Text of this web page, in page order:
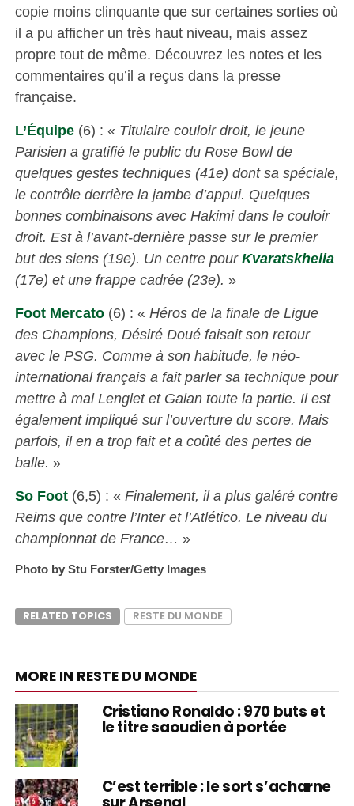
copie moins clinquante que sur certaines sorties où
il a pu afficher un très haut niveau, mais assez
propre tout de même. Découvrez les notes et les
commentaires qu’il a reçus dans la presse
française.
L’Équipe(6) : « Titulaire couloir droit, le jeune
Parisien a gratifié le public du Rose Bowl de
quelques gestes techniques (41e) dont sa spéciale,
le contrôle derrière la jambe d’appui. Quelques
bonnes combinaisons avec Hakimi dans le couloir
droit. Est à l’avant-dernière passe sur le premier
but des siens (19e). Un centre pourKvaratskhelia
(17e) et une frappe cadrée (23e). »
Foot Mercato(6) : « Héros de la finale de Ligue
des Champions, Désiré Doué faisait son retour
avec le PSG. Comme à son habitude, le néo-
international français a fait parler sa technique pour
mettre à mal Lenglet et Galan toute la partie. Il est
également impliqué sur l’ouverture du score. Mais
parfois, il en a trop fait et a coûté des pertes de
balle. »
So Foot(6,5) : « Finalement, il a plus galéré contre
Reims que contre l’Inter et l’Atlético. Le niveau du
championnat de France… »
Photo by Stu Forster/Getty Images
RELATED TOPICS RESTE DU MONDE
MORE IN RESTE DU MONDE
Cristiano Ronaldo : 970 buts et
le titre saoudien à portée
C’est terrible : le sort s’acharne